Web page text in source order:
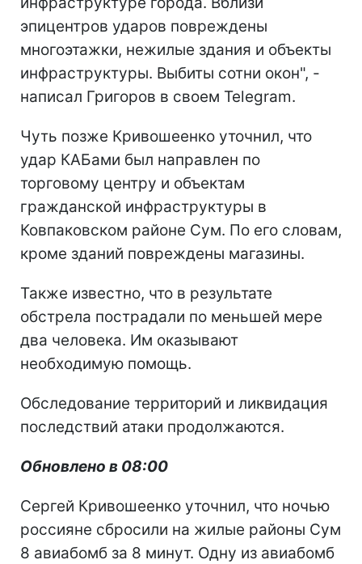
эпицентров ударов повреждены
многоэтажки, нежилые здания и объекты
инфраструктуры. Выбиты сотни окон", -
написал Григоров в своем Telegram.
Чуть позже Кривошеенко уточнил, что
удар КАБами был направлен по
торговому центру и объектам
гражданской инфраструктуры в
Ковпаковском районе Сум. По его словам,
кроме зданий повреждены магазины.
Также известно, что в результате
обстрела пострадали по меньшей мере
два человека. Им оказывают
необходимую помощь.
Обследование территорий и ликвидация
последствий атаки продолжаются.
Обновлено в 08:00
Сергей Кривошеенко уточнил, что ночью
россияне сбросили на жилые районы Сум
8 авиабомб за 8 минут. Одну из авиабомб